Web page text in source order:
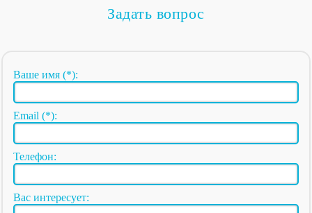
Задать вопрос
Ваше имя (*):
Email (*):
Телефон:
Вас интересует: